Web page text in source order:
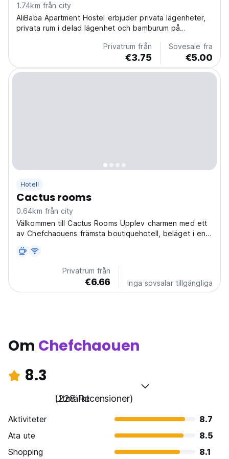
1.74km från city
AliBaba Apartment Hostel erbjuder privata lägenheter,
privata rum i delad lägenhet och bamburum på
Privatrum från
€3.75
Sovesale fra
€5.00
Hotell
Cactus rooms
0.64km från city
Välkommen till Cactus Rooms Upplev charmen med ett
av Chefchaouens främsta boutiquehotell, beläget i en
Rooms är vackert inrett med en harmonisk blandning av
samtida lokal konst och traditionell Al-Andalus-
Privatrum från
€6.66 Inga sovsalar tillgängliga
Om Chefchaouen
8.3
Utmärkt
(228 Recensioner)
Aktiviteter
8.7
Ata ute
8.5
Shopping
8.1